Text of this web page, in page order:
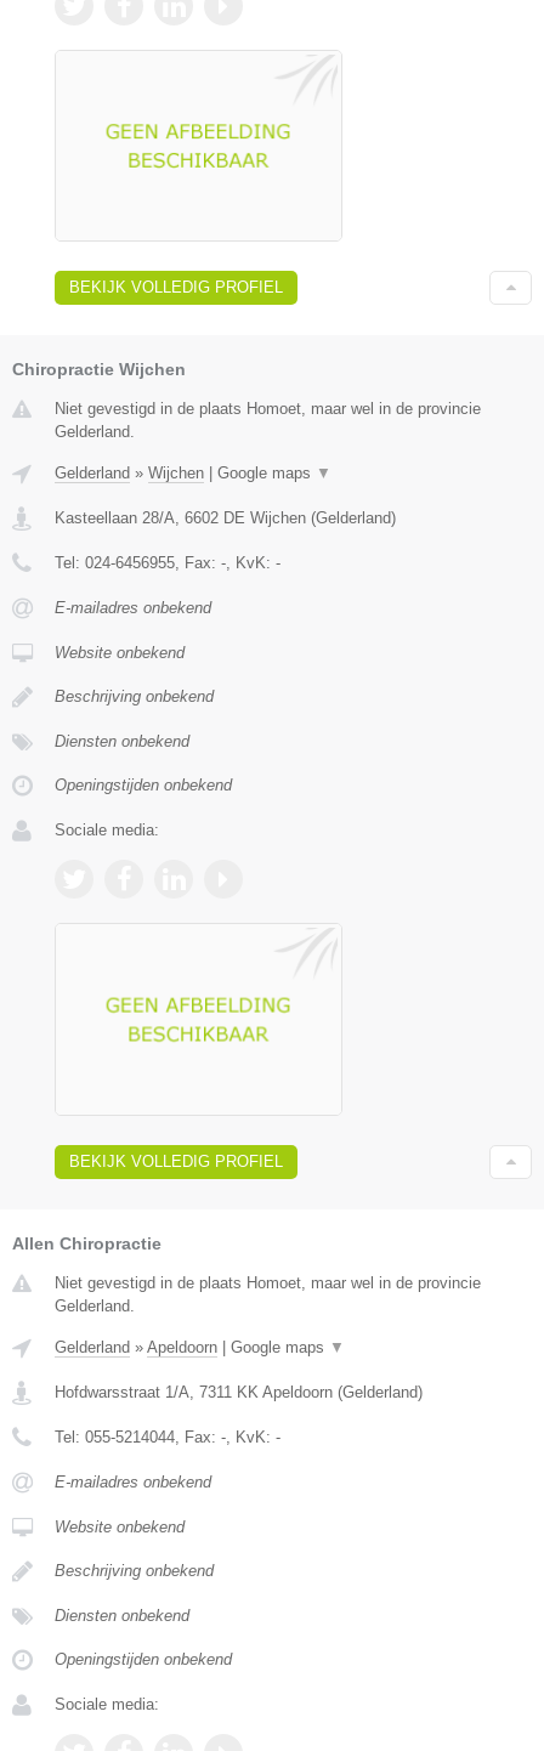
BEKIJK VOLLEDIG PROFIEL
Chiropractie Wijchen
Niet gevestigd in de plaats Homoet, maar wel in de provincie
Gelderland.
Gelderland » Wijchen Google maps ▼
Kasteellaan 28/A, 6602 DE Wijchen (Gelderland)
Tel: 024-6456955, Fax: -, KvK: -
E-mailadres onbekend
Website onbekend
Beschrijving onbekend
Diensten onbekend
Openingstijden onbekend
Sociale media:
BEKIJK VOLLEDIG PROFIEL
Allen Chiropractie
Niet gevestigd in de plaats Homoet, maar wel in de provincie
Gelderland.
Gelderland » Apeldoorn Google maps ▼
Hofdwarsstraat 1/A 7311 KK Apeldoorn (Gelderland)
Tel: 055-5214044 , Fax: - , KvK: -
E-mailadres onbekend
Website onbekend
Beschrijving onbekend
Diensten onbekend
Openingstijden onbekend
Sociale media: